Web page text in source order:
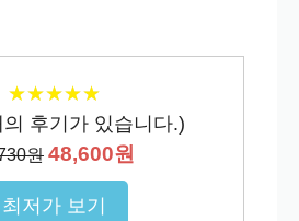
★★★★★
★★★★★
후기가 있습니다.)
원 48,600원
최저가 보기